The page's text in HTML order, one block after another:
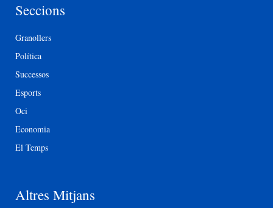
Seccions
Granollers
Política
Successos
Esports
Oci
Economia
El Temps
Altres Mitjans